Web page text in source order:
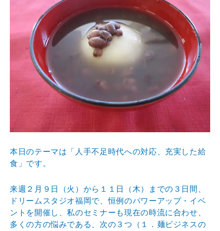
本日のテーマは「人手不足時代への対応、充実した給
食」です。
来週２月９日（火）から１１日（木）までの３日間、
ドリームスタジオ福岡で、恒例のパワーアップ・イベ
ントを開催し、私のセミナーも現在の時流に合わせ、
多くの方の悩みである、次の３つ（１．麺ビジネスの